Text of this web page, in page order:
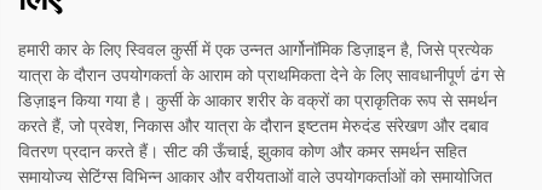
हमारी कार के लिए स्विवल कुर्सी में एक उन्नत आर्गोनॉमिक डिज़ाइन है, जिसे प्रत्येक
यात्रा के दौरान उपयोगकर्ता के आराम को प्राथमिकता देने के लिए सावधानीपूर्ण ढंग से
डिज़ाइन किया गया है। कुर्सी के आकार शरीर के वक्रों का प्राकृतिक रूप से समर्थन
करते हैं, जो प्रवेश, निकास और यात्रा के दौरान इष्टतम मेरुदंड संरेखण और दबाव
वितरण प्रदान करते हैं। सीट की ऊँचाई, झुकाव कोण और कमर समर्थन सहित
समायोज्य सेटिंग्स विभिन्न आकार और वरीयताओं वाले उपयोगकर्ताओं को समायोजित